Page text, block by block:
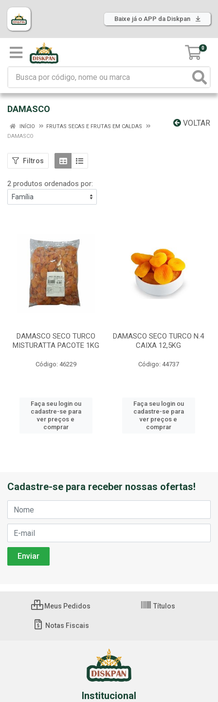
Baixe já o APP da Diskpan
0
DAMASCO
VOLTAR
INÍCIO
FRUTAS SECAS E FRUTAS EM CALDAS
DAMASCO
Filtros
2 produtos ordenados por:
DAMASCO SECO TURCO
MISTURATTA PACOTE 1KG
Código: 46229
Faça seu login ou
cadastre-se para
ver preços e
comprar
DAMASCO SECO TURCO N.4
CAIXA 12,5KG
Código: 44737
Faça seu login ou
cadastre-se para
ver preços e
comprar
Cadastre-se para receber nossas ofertas!
Meus Pedidos Títulos
Notas Fiscais
Institucional